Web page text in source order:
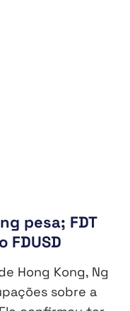
pesa; FDT
FDUSD
Hong Kong, Ng
sobre a